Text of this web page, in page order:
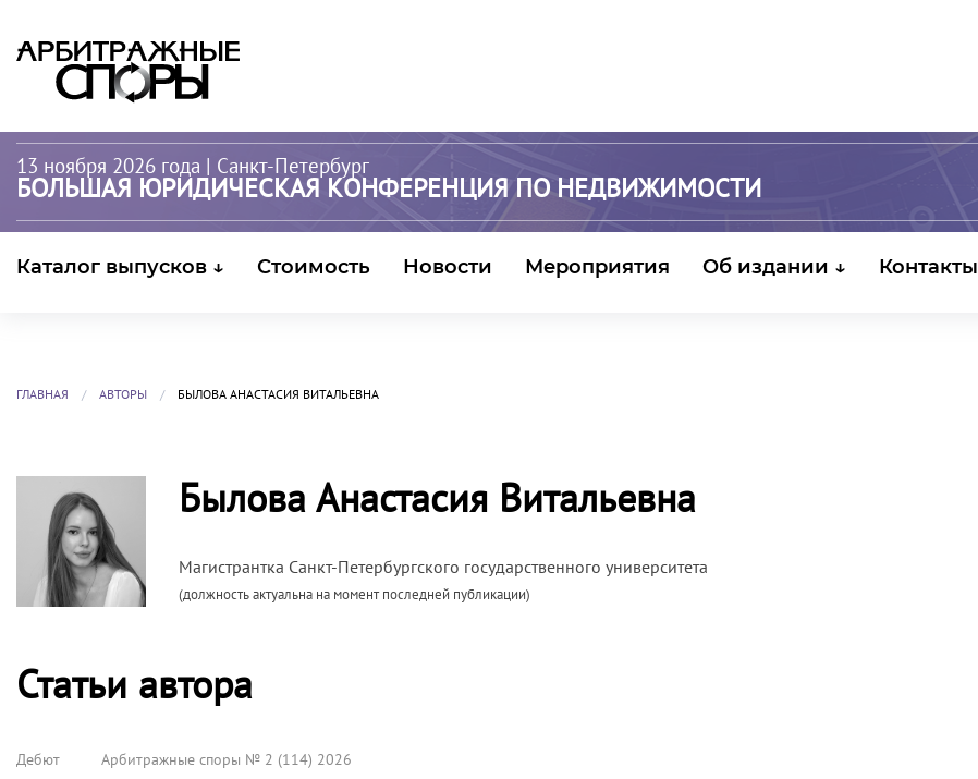
13 ноября 2026 года | Санкт-Петербург
БОЛЬШАЯ ЮРИДИЧЕСКАЯ КОНФЕРЕНЦИЯ ПО НЕДВИЖИМОСТИ
Каталог выпусков ↓ Стоимость Новости Мероприятия Об издании ↓ Контакты
ГЛАВНАЯ АВТОРЫ БЫЛОВА АНАСТАСИЯ ВИТАЛЬЕВНА
Былова Анастасия Витальевна
Магистрантка Санкт-Петербургского государственного университета
(должность актуальна на момент последней публикации)
Статьи автора
Дебют Арбитражные споры № 2 (114) 2026